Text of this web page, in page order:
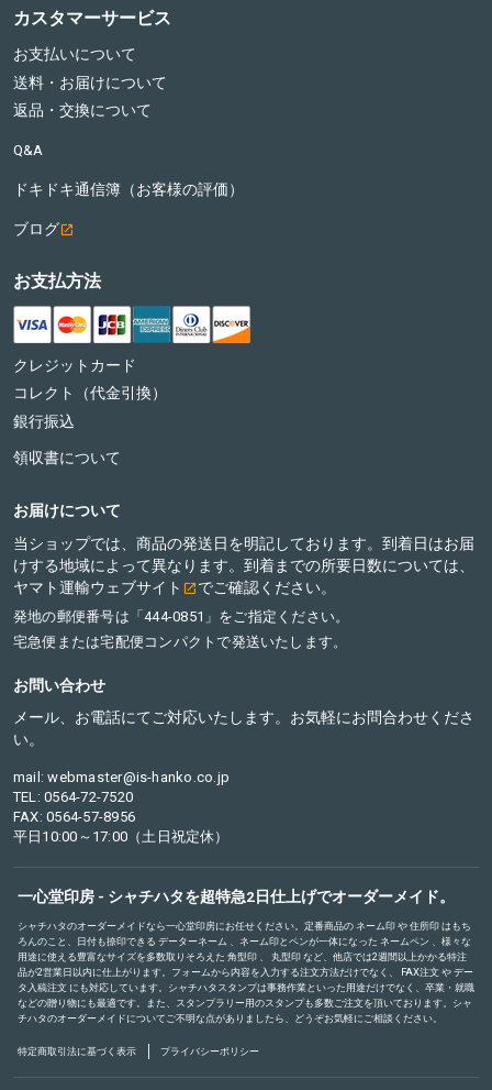
カスタマーサービス
お支払いについて
送料・お届けについて
返品・交換について
Q&A
ドキドキ通信簿（お客様の評価）
ブログ
お支払方法
クレジットカード
コレクト（代金引換）
銀行振込
領収書について
お届けについて
当ショップでは、商品の発送日を明記しております。到着日はお届
けする地域によって異なります。到着までの所要日数については、
ヤマト運輸ウェブサイト
でご確認ください。
発地の郵便番号は「444-0851」をご指定ください。
宅急便または宅配便コンパクトで発送いたします。
お問い合わせ
メール、お電話にてご対応いたします。お気軽にお問合わせくださ
い。
mail: webmaster@is-hanko.co.jp
TEL: 0564-72-7520
FAX: 0564-57-8956
平日10:00～17:00（土日祝定休）
一心堂印房 - シャチハタを超特急2日仕上げでオーダーメイド。
シャチハタのオーダーメイドなら一心堂印房にお任せください。定番商品のネーム印や住所印はもち
ろんのこと、日付も捺印できる データーネーム 、ネーム印とペンが一体になった ネームペン 、様々な
用途に使える豊富なサイズを多数取りそろえた 角型印 丸型印など、他店では2週間以上かかる特注
品が2営業日以内に仕上がります。フォームから内容を入力する注文方法だけでなく、 FAX注文やデー
タ入稿注文 にも対応しています。シャチハタスタンプは事務作業といった用途だけでなく、卒業・就職
などの贈り物にも最適です。また、スタンプラリー用のスタンプも多数ご注文を頂いております。シャ
チハタのオーダーメイドについてご不明な点がありましたら、どうぞお気軽にご相談ください。
特定商取引法に基づく表示 プライバシーポリシー